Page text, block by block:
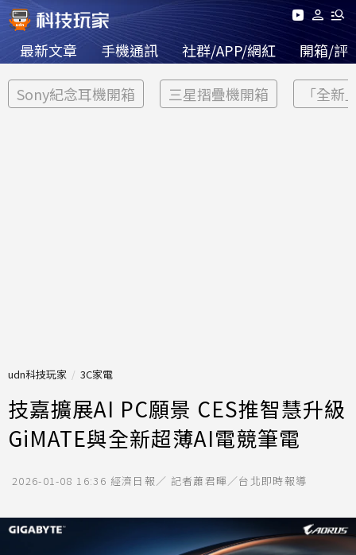
最新文章 手機通訊 社群/APP/網紅 開箱/評
Sony紀念耳機開箱 三星摺疊機開箱 「全新
udn科技玩家 3C家電
技嘉擴展AI PC願景 CES推智慧升級
GiMATE與全新超薄AI電競筆電
2026-01-08 16:36 經濟日報／ 記者蕭君暉／台北即時報導